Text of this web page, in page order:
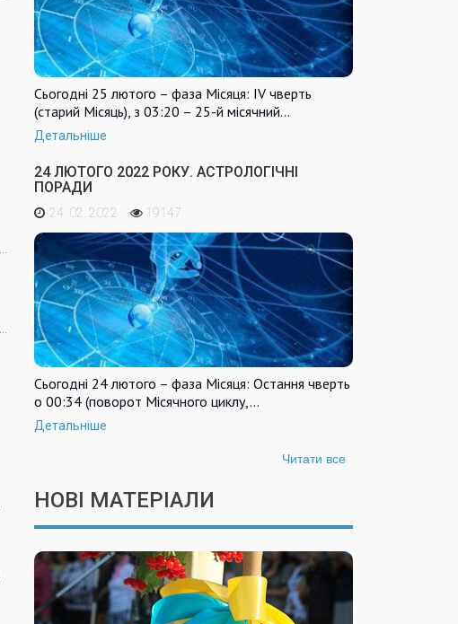
Сьогодні 25 лютого – фаза Місяця: IV чверть
(старий Місяць), з 03:20 – 25-й місячний…
Детальніше
24 ЛЮТОГО 2022 РОКУ. АСТРОЛОГІЧНІ
ПОРАДИ
24. 02. 2022 19147
Сьогодні 24 лютого – фаза Місяця: Остання чверть
о 00:34 (поворот Місячного циклу,…
Детальніше
Читати все
НОВІ МАТЕРІАЛИ